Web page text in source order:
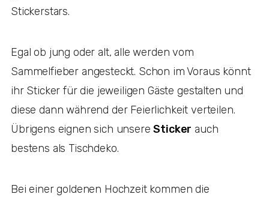
Stickerstars.
Egal ob jung oder alt, alle werden vom
Sammelfieber angesteckt. Schon im Voraus könnt
ihr Sticker für die jeweiligen Gäste gestalten und
diese dann während der Feierlichkeit verteilen.
Übrigens eignen sich unsereSticker auch
bestens als Tischdeko.
Bei einer goldenen Hochzeit kommen die